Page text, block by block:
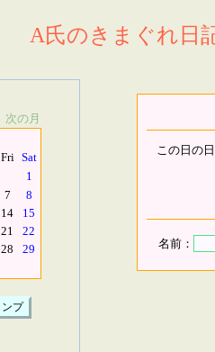
A氏のきまぐれ日
次の月
Fri Sat
1
7
8
14
15
21
22
28
29
この日の
名前：